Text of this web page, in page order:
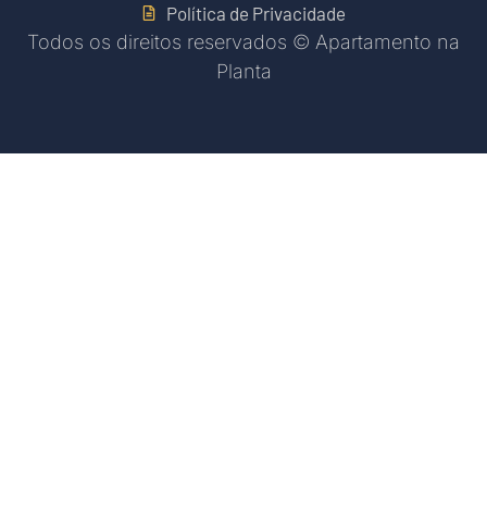
Política de Privacidade
Todos os direitos reservados © Apartamento na
Planta